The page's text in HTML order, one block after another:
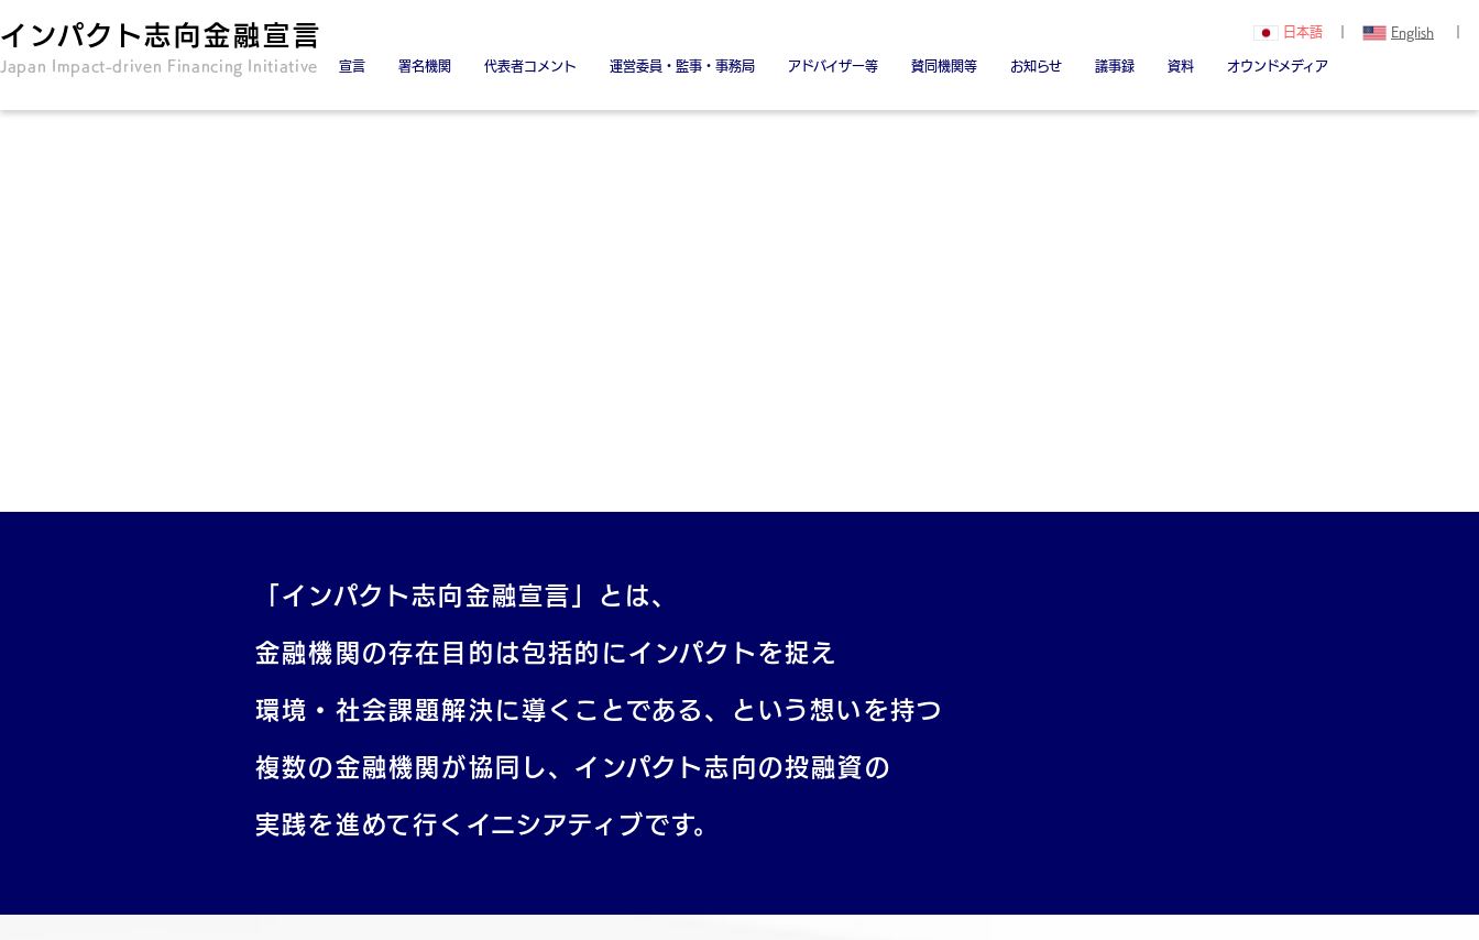
インパクト志向金融宣言
Japan Impact-driven Financing Initiative
日本語｜ English
宣言 署名機関 代表者コメント 運営委員・監事・事務局 アドバイザー等 賛同機関等 お知らせ 議事録 資料 オウンドメディア
「インパクト志向金融宣言」とは、
金融機関の存在目的は包括的にインパクトを捉え
環境・社会課題解決に導くことである、という想いを持つ
複数の金融機関が協同し、インパクト志向の投融資の
実践を進めて行くイニシアティブです。